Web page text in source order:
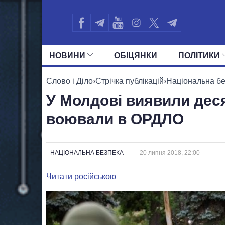
НОВИНИ ОБIЦЯНКИ ПОЛIТИКИ
УСІ ПОЛІТИКИ ПРЕЗИДЕНТ І
Слово і Діло›Стрічка публікацій›Національна
У Молдові виявили
воювали в ОРДЛО
НАЦІОНАЛЬНА БЕЗПЕКА 20 липня 2018, 22:00
Читати російською